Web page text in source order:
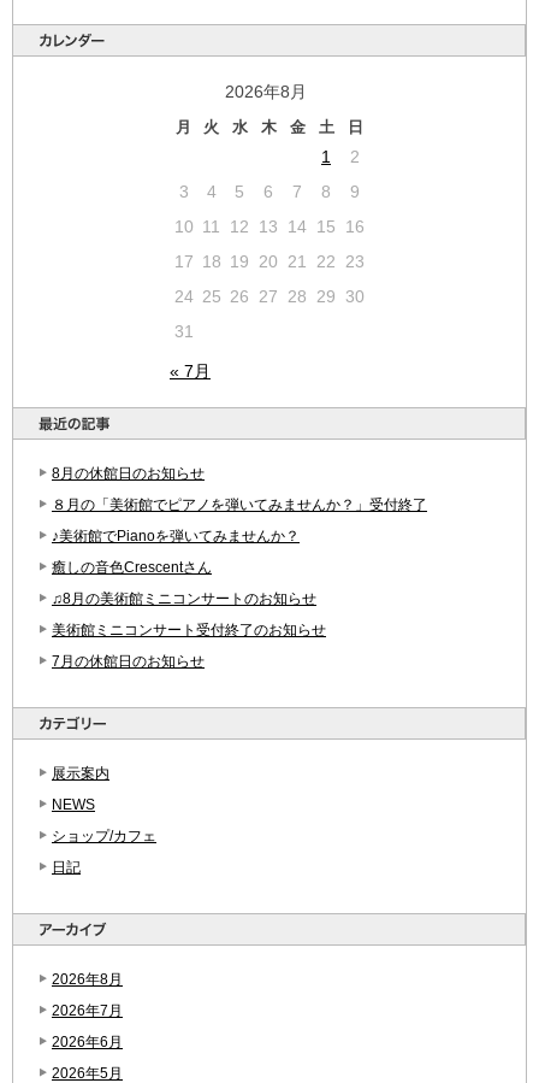
2026年8月
月 火 水 木 金 土 日
« 7月
1
2
3
4 5 6 7 8
9
10 11 12 13 14 15
16
17 18 19 20 21 22
23
24 25 26 27 28 29
30
31
8月の休館日のお知らせ
８月の「美術館でピアノを弾いてみませんか？」受付終了
♪美術館でPianoを弾いてみませんか？
癒しの音色Crescentさん
♫8月の美術館ミニコンサートのお知らせ
美術館ミニコンサート受付終了のお知らせ
7月の休館日のお知らせ
展示案内
NEWS
ショップ/カフェ
日記
2026年8月
2026年7月
2026年6月
2026年5月